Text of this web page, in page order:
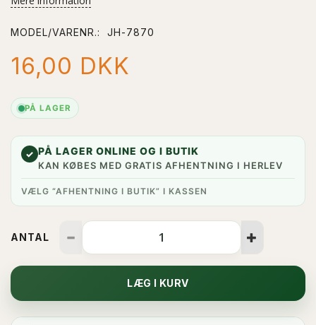
MODEL/VARENR.: JH-7870
16,00 DKK
PÅ LAGER
✓ PÅ LAGER ONLINE OG I BUTIK
KAN KØBES MED GRATIS AFHENTNING I HERLEV
VÆLG “AFHENTNING I BUTIK” I KASSEN
ANTAL
LÆG I KURV